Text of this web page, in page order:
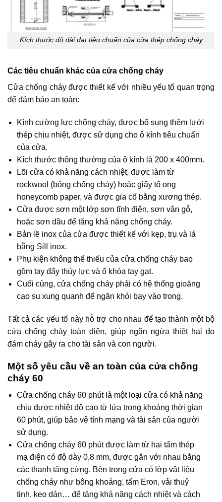
Kích thước độ dài đạt tiêu chuẩn của cửa thép chống cháy
Các tiêu chuẩn khác của cửa chống cháy
Cửa chống cháy được thiết kế với nhiều yếu tố quan trọng
để đảm bảo an toàn:
Kính cường lực chống cháy, được bổ sung thêm lưới
thép chịu nhiệt, được sử dụng cho ô kính tiêu chuẩn
của cửa.
Kích thước thông thường của ô kính là 200 x 400mm.
Lõi cửa có khả năng cách nhiệt, được làm từ
rockwool (bông chống cháy) hoặc giấy tổ ong
honeycomb paper, và được gia cố bằng xương thép.
Cửa được sơn một lớp sơn tĩnh điện, sơn vân gỗ,
hoặc sơn dầu để tăng khả năng chống cháy.
Bản lề inox của cửa được thiết kế với kẹp, trụ và lá
bằng Sill inox.
Phụ kiện không thể thiếu của cửa chống cháy bao
gồm tay đẩy thủy lực và ổ khóa tay gạt.
Cuối cùng, cửa chống cháy phải có hệ thống gioăng
cao su xung quanh để ngăn khói bay vào trong.
Tất cả các yếu tố này hỗ trợ cho nhau để tạo thành một bộ
cửa chống cháy toàn diện, giúp ngăn ngừa thiệt hại do
đám cháy gây ra cho tài sản và con người.
Một số yêu cầu về an toàn của cửa chống
cháy 60
Cửa chống cháy 60 phút là một loại cửa có khả năng
chịu được nhiệt độ cao từ lửa trong khoảng thời gian
60 phút, giúp bảo vệ tính mạng và tài sản của người
sử dụng.
Cửa chống cháy 60 phút được làm từ hai tấm thép
mạ điện có độ dày 0,8 mm, được gắn với nhau bằng
các thanh tăng cứng. Bên trong cửa có lớp vật liệu
chống cháy như bông khoáng, tấm Eron, vải thuỷ
tinh, keo dán… để tăng khả năng cách nhiệt và cách